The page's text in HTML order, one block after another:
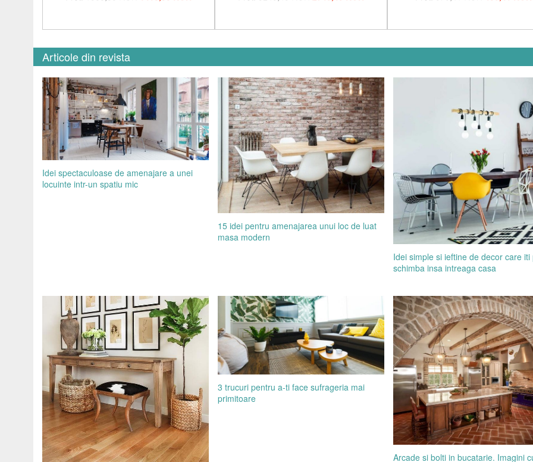
Articole din revista
Idei spectaculoase de amenajare a unei
locuinte intr-un spatiu mic
15 idei pentru amenajarea unui loc de luat
masa modern
Idei simple si ieftine de decor care iti
schimba insa intreaga casa
3 trucuri pentru a-ti face sufrageria mai
primitoare
Arcade si bolti in bucatarie. Imagini